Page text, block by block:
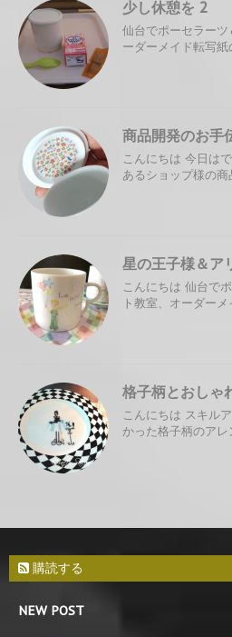
少し休憩を 2
仙台でポーセラー
ーダーメイド転写
商品開発のお手
こんにちは 今日は
あるショップ様の
星の王子様＆ア
こんにちは 仙台で
ト教室、オーダー
格子柄とおしゃ
こんにちは スキル
かった格子柄のア
購読する
NEW POST